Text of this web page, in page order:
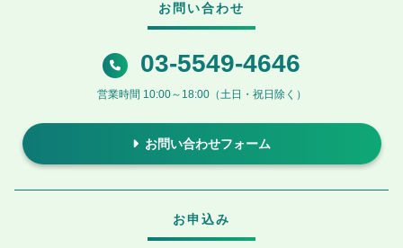
お問い合わせ
03-5549-4646
営業時間 10:00～18:00（土日・祝日除く）
お問い合わせフォーム
お申込み